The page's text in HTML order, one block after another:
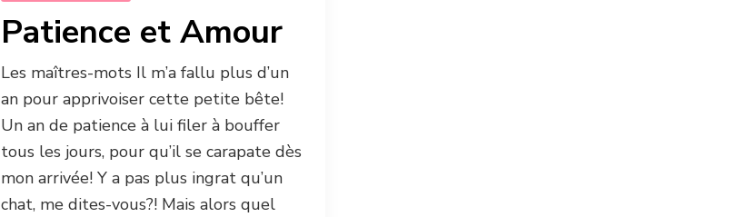
Patience et Amour
Les maîtres-mots Il m’a fallu plus d’un
an pour apprivoiser cette petite bête!
Un an de patience à lui filer à bouffer
tous les jours, pour qu’il se carapate dès
mon arrivée! Y a pas plus ingrat qu’un
chat, me dites-vous?! Mais alors quel